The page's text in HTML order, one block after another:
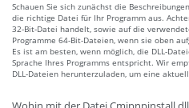
Schauen Sie sich zunächst die
die richtige Datei für Ihr Programm aus.
32-Bit-Datei handelt, sowie auf die
Programme 64-Bit-Dateien, wenn sie oben
Es ist am besten, wenn möglich, die DLL-
Sprache Ihres Programms entspricht. Wir
DLL-Dateien herunterzuladen, um eine